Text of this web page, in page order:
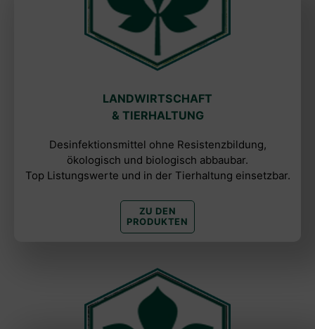
LANDWIRTSCHAFT
& TIERHALTUNG
Desinfektionsmittel ohne Resistenzbildung,
ökologisch und biologisch abbaubar.
Top Listungswerte und in der Tierhaltung einsetzbar.
ZU DEN
PRODUKTEN